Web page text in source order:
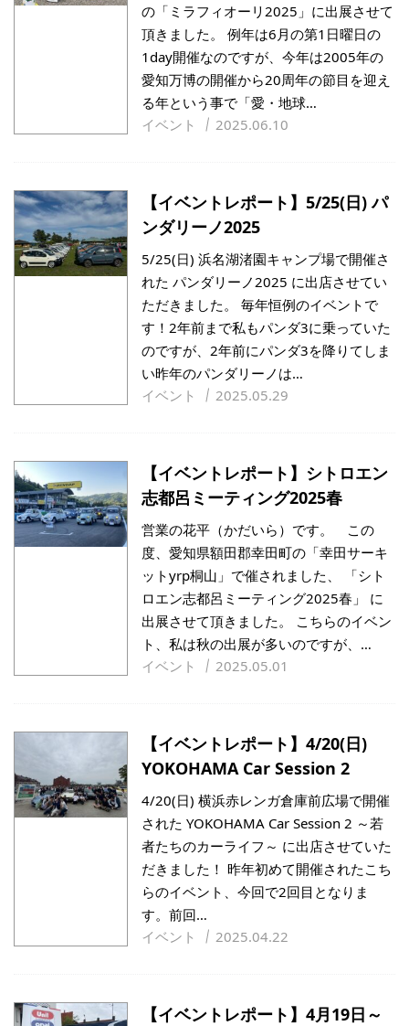
の「ミラフィオーリ2025」に出展させて
頂きました。 例年は6月の第1日曜日の
1day開催なのですが、今年は2005年の
愛知万博の開催から20周年の節目を迎え
る年という事で「愛・地球…
イベント
2025.06.10
【イベントレポート】5/25(日) パ
ンダリーノ2025
5/25(日) 浜名湖渚園キャンプ場で開催さ
れた パンダリーノ2025 に出店させてい
ただきました。 毎年恒例のイベントで
す！2年前まで私もパンダ3に乗っていた
のですが、2年前にパンダ3を降りてしま
い昨年のパンダリーノは…
イベント
2025.05.29
【イベントレポート】シトロエン
志都呂ミーティング2025春
営業の花平（かだいら）です。 この
度、愛知県額田郡幸田町の「幸田サーキ
ットyrp桐山」で催されました、 「シト
ロエン志都呂ミーティング2025春」 に
出展させて頂きました。 こちらのイベン
ト、私は秋の出展が多いのですが、…
イベント
2025.05.01
【イベントレポート】4/20(日)
YOKOHAMA Car Session 2
4/20(日) 横浜赤レンガ倉庫前広場で開催
された YOKOHAMA Car Session 2 ～若
者たちのカーライフ～ に出店させていた
だきました！ 昨年初めて開催されたこち
らのイベント、今回で2回目となりま
す。前回…
イベント
2025.04.22
【イベントレポート】4月19日～